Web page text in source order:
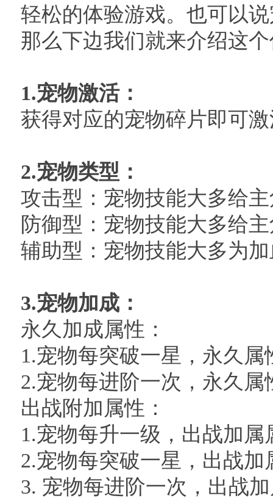
轻松的体验游戏。也可以
那么下边我们就来介绍这
1.宠物激活：
获得对应的宠物碎片即可
2.宠物类型：
攻击型：宠物技能大多给
防御型：宠物技能大多给
辅助型：宠物技能大多为
3.宠物加成：
永久加成属性：
1.宠物每突破一星，永久属
2.宠物每进阶一次，永久属
出战附加属性：
1.宠物每升一级，出战加属
2.宠物每突破一星，出战加
3. 宠物每进阶一次，出战